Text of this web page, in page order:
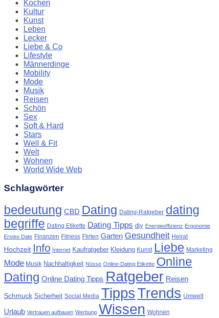
Kochen
Kultur
Kunst
Leben
Lecker
Liebe & Co
Lifestyle
Männerdinge
Mobility
Mode
Musik
Reisen
Schön
Sex
Soft & Hard
Stars
Well & Fit
Welt
Wohnen
World Wide Web
Schlagwörter
bedeutung CBD Dating Dating-Ratgeber dating
begriffe Dating Etikette Dating Tipps diy Energieeffizienz Ergonomie
Erstes Date Finanzen Fitness Flirten Garten Gesundheit Heirat
Hochzeit Info Internet Kaufratgeber Kleidung Kunst Liebe Marketing
Mode Musik Nachhaltigkeit Nüsse Online-Dating Etikette Online
Dating Online Dating Tipps Ratgeber Reisen
Schmuck Sicherheit Social Media TippsTrends Umwelt
Urlaub Vertrauen aufbauen Werbung Wissen Wohnen